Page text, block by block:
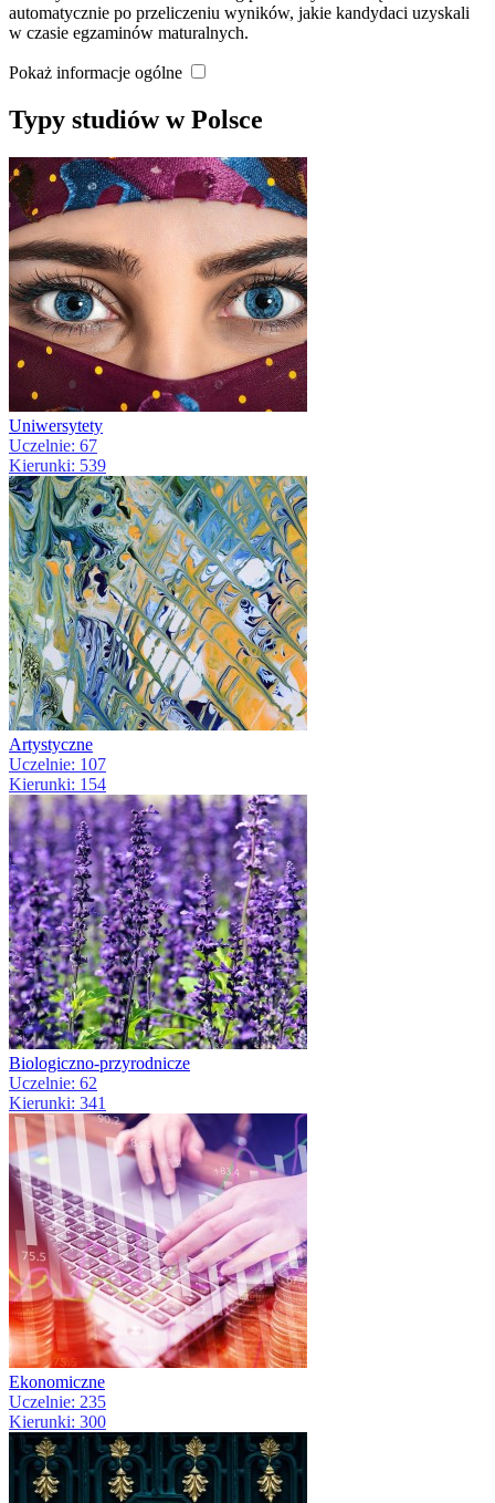
automatycznie po przeliczeniu wyników, jakie kandydaci uzyskali
w czasie egzaminów maturalnych.
Pokaż informacje ogólne
Typy studiów w Polsce
Uniwersytety
Uczelnie: 67
Kierunki: 539
Artystyczne
Uczelnie: 107
Kierunki: 154
Biologiczno-przyrodnicze
Uczelnie: 62
Kierunki: 341
Ekonomiczne
Uczelnie: 235
Kierunki: 300